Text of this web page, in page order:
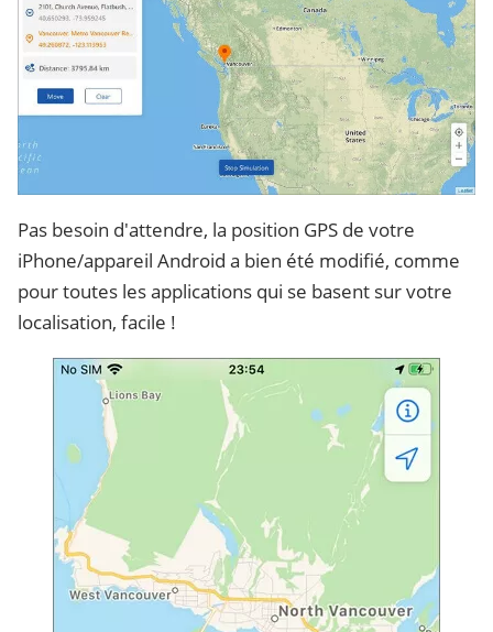
Pas besoin d'attendre, la position GPS de votre
iPhone/appareil Android a bien été modifié, comme
pour toutes les applications qui se basent sur votre
localisation, facile !